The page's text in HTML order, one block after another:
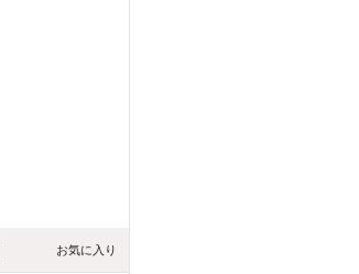
お気に入り